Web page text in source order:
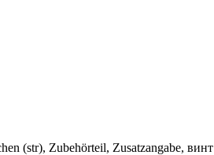
(str), Zubehörteil, Zusatzangabe, винт